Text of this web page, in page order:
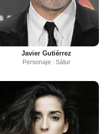
Javier Gutiérrez
Personaje : Sátur